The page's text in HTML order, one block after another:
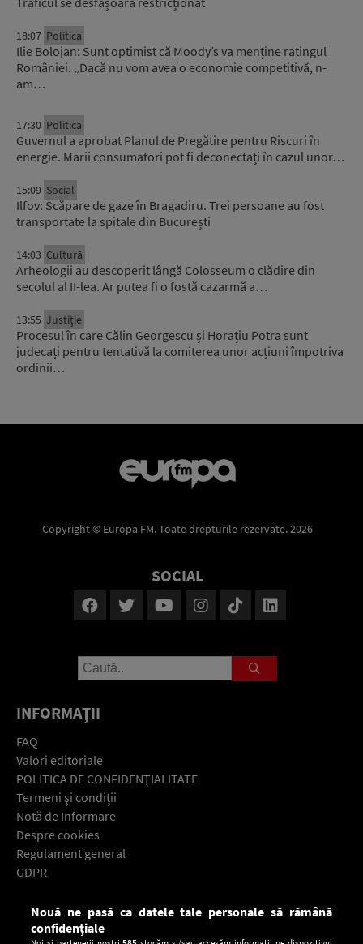
18:07 Politica
Ilie Bolojan: Sunt optimist că Moody’s va menține ratingul
României. „Dacă nu vom avea o economie competitivă, n-
am…
17:30 Politica
Guvernul a aprobat Planul de Pregătire pentru Riscuri în
energie. Marii consumatori pot fi deconectați în cazul unor…
15:09 Social
Ilfov: Scăpare de gaze în Bragadiru. Trei persoane au fost
transportate la spitale din București
14:03 Cultură
Arheologii au descoperit lângă Colosseum o clădire din
secolul al II-lea. Ar putea fi o fostă cazarmă a…
13:55 Justiție
Procesul în care Călin Georgescu și Horațiu Potra sunt
judecați pentru tentativă la comiterea unor acțiuni împotriva
ordinii…
Copyright © Europa FM. Toate drepturile rezervate. 2026
SOCIAL
INFORMAŢII
FAQ
Valori editoriale
POLITICA DE CONFIDENŢIALITATE
Termeni şi condiţii
Notă de Informare
Despre cookies
Regulament general
GDPR
Descarcă gratuit aplicaţia Europa FM pentru smartphone:
Nouă ne pasă ca datele tale personale să rămână
confidențiale